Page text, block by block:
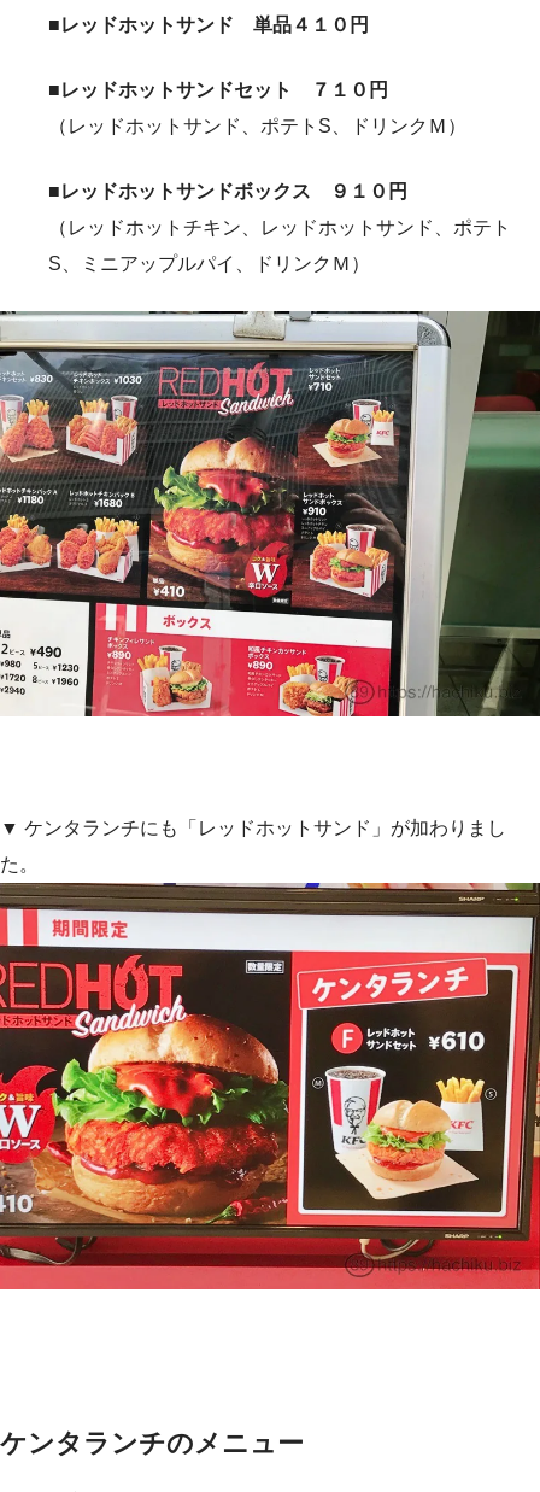
■レッドホットサンド 単品４１０円
■レッドホットサンドセット ７１０円
（レッドホットサンド、ポテトS、ドリンクＭ）
■レッドホットサンドボックス ９１０円
（レッドホットチキン、レッドホットサンド、ポテト
S、ミニアップルパイ、ドリンクＭ）
▼ ケンタランチにも「レッドホットサンド」が加わりまし
た。
ケンタランチのメニュー